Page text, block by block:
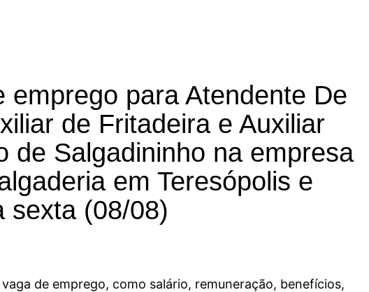
emprego para Atendente De
de Fritadeira e Auxiliar
de Salgadininho na empresa
em Teresópolis e
sexta (08/08)
de emprego, como salário, remuneração, benefícios,